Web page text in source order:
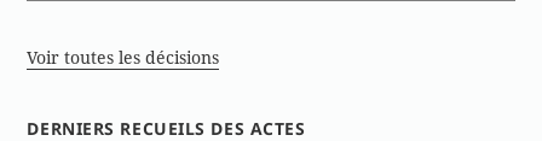
Voir toutes les décisions
DERNIERS RECUEILS DES ACTES